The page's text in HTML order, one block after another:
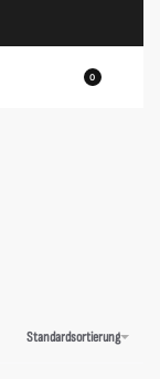
0
Standardsortierung